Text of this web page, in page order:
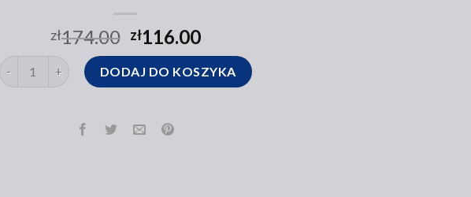
zł174.00 zł116.00
ilość torebka damska ochnikDODAJ DO KOSZYKA